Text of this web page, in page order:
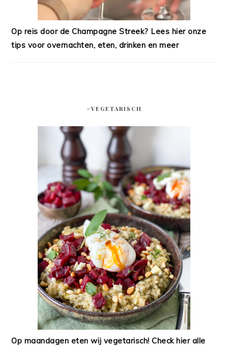
Op reis door de Champagne Streek? Lees hier onze
tips voor overnachten, eten, drinken en meer
#VEGETARISCH
Op maandagen eten wij vegetarisch! Check hier alle